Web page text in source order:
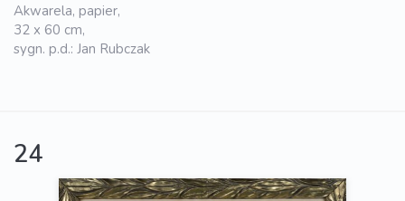
Akwarela, papier,
32 x 60 cm,
sygn. p.d.: Jan Rubczak
24